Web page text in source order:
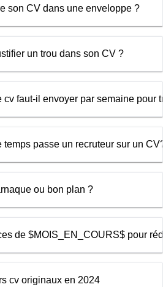
son CV dans une enveloppe ?
un trou dans son CV ?
cv faut-il envoyer par semaine pour
temps passe un recruteur sur un
ou bon plan ?
de $MOIS_EN_COURS$ pour
cv originaux en 2024